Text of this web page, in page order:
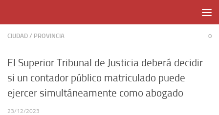
CIUDAD / PROVINCIA 0
El Superior Tribunal de Justicia deberá decidir
si un contador público matriculado puede
ejercer simultáneamente como abogado
23/12/2023